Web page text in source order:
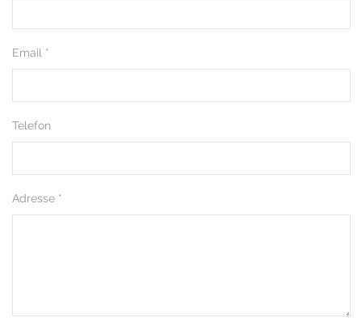
Email *
Telefon
Adresse *